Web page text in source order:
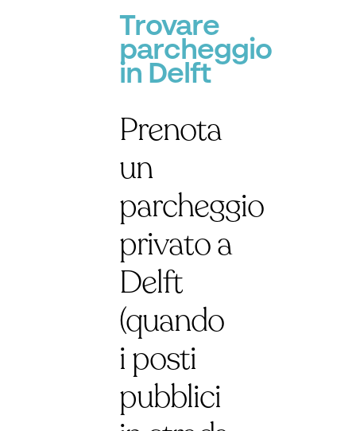
Trovare
parcheggio
in Delft
Prenota
un
parcheggio
privato a
Delft
(quando
i posti
pubblici